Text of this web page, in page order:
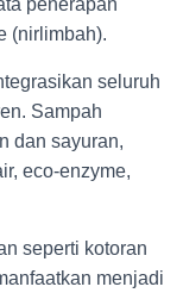
penerapan
(nirlimbah).
seluruh
Sampah
dan sayuran,
eco-enzyme,
seperti kotoran
menjadi